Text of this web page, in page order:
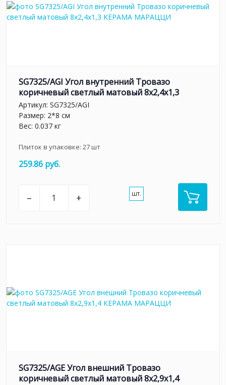
SG7325/AGI Угол внутренний Тровазо
коричневый светлый матовый 8x2,4x1,3
Артикул: SG7325/AGI
Размер: 2*8 см
Вес: 0.037 кг
Плиток в упаковке: 27шт
259.86 руб.
– + шт.
SG7325/AGE Угол внешний Тровазо
коричневый светлый матовый 8x2,9x1,4